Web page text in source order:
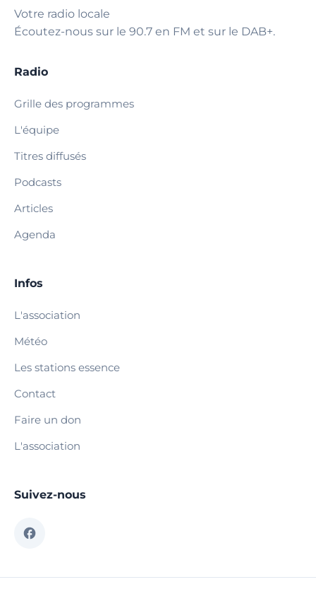
Votre radio locale
Écoutez-nous sur le 90.7 en FM et sur le DAB+.
Radio
Grille des programmes
L'équipe
Titres diffusés
Podcasts
Articles
Agenda
Infos
L'association
Météo
Les stations essence
Contact
Faire un don
L'association
Suivez-nous